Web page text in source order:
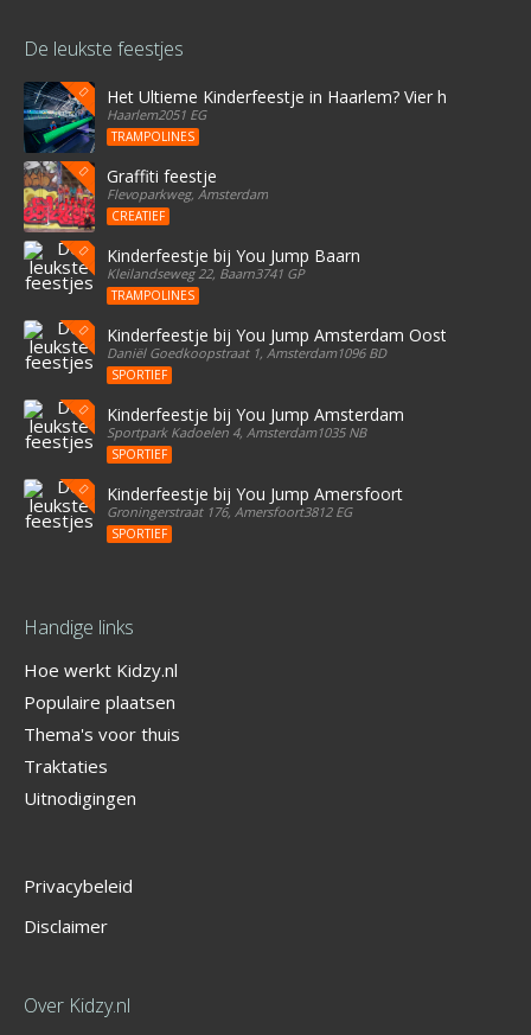
De leukste feestjes
Het Ultieme Kinderfeestje in Haarlem? Vier het bij
Haarlem2051 EG
TRAMPOLINES
Graffiti feestje
Flevoparkweg, Amsterdam
CREATIEF
Kinderfeestje bij You Jump Baarn
Kleilandseweg 22, Baarn3741 GP
TRAMPOLINES
Kinderfeestje bij You Jump Amsterdam Oost
Daniël Goedkoopstraat 1, Amsterdam1096 BD
SPORTIEF
Kinderfeestje bij You Jump Amsterdam
Sportpark Kadoelen 4, Amsterdam1035 NB
SPORTIEF
Kinderfeestje bij You Jump Amersfoort
Groningerstraat 176, Amersfoort3812 EG
SPORTIEF
Handige links
Hoe werkt Kidzy.nl
Populaire plaatsen
Thema's voor thuis
Traktaties
Uitnodigingen
Privacybeleid
Disclaimer
Over Kidzy.nl